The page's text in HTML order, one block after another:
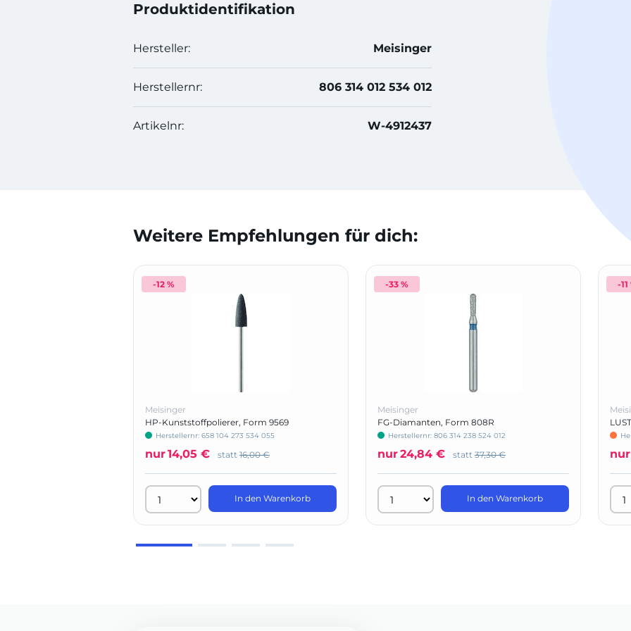
Produktidentifikation
Hersteller: Meisinger
Herstellernr: 806 314 012 534 012
Artikelnr: W-4912437
Weitere Empfehlungen für dich:
-12 %
Meisinger
HP-Kunststoffpolierer, Form 9569
Herstellernr: 658 104 273 534 055
nur14,05 € statt 16,00 €
In den Warenkorb
-33 %
Meisinger
FG-Diamanten, Form 808R
Herstellernr: 806 314 238 524 012
nur24,84 € statt 37,30 €
In den Warenkorb
-11
nur